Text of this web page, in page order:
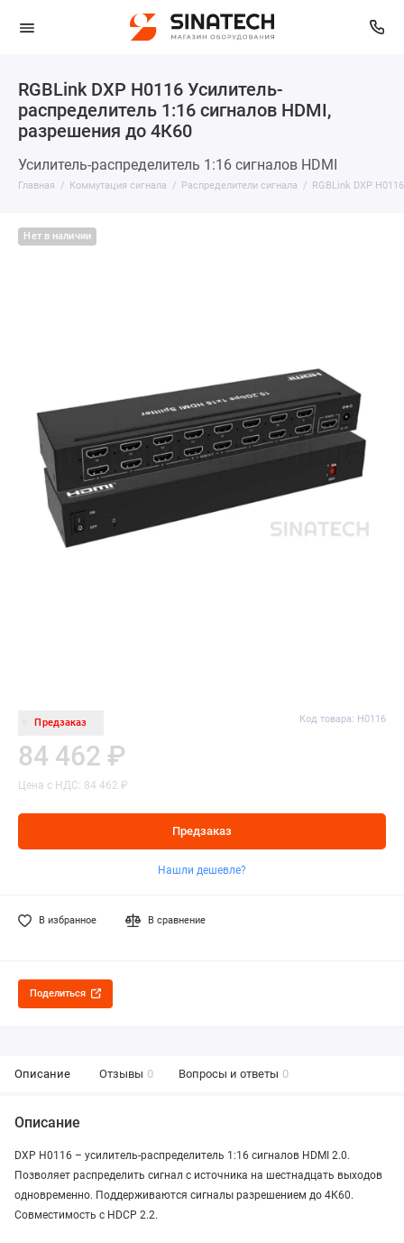
RGBLink DXP H0116 Усилитель-
распределитель 1:16 сигналов HDMI,
разрешения до 4К60
Усилитель-распределитель 1:16 сигналов HDMI
Главная Коммутация сигнала Распределители сигнала RGBLink DXP H0116
Нет в наличии
Предзаказ Код товара: H0116
84 462 ₽
Цена с НДС: 84 462 ₽
Предзаказ
Нашли дешевле?
В избранное В сравнение
Поделиться
Описание Отзывы 0 Вопросы и ответы 0
Описание
DXP H0116 – усилитель-распределитель 1:16 сигналов HDMI 2.0.
Позволяет распределить сигнал с источника на шестнадцать выходов
одновременно. Поддерживаются сигналы разрешением до 4К60.
Совместимость с HDCP 2.2.